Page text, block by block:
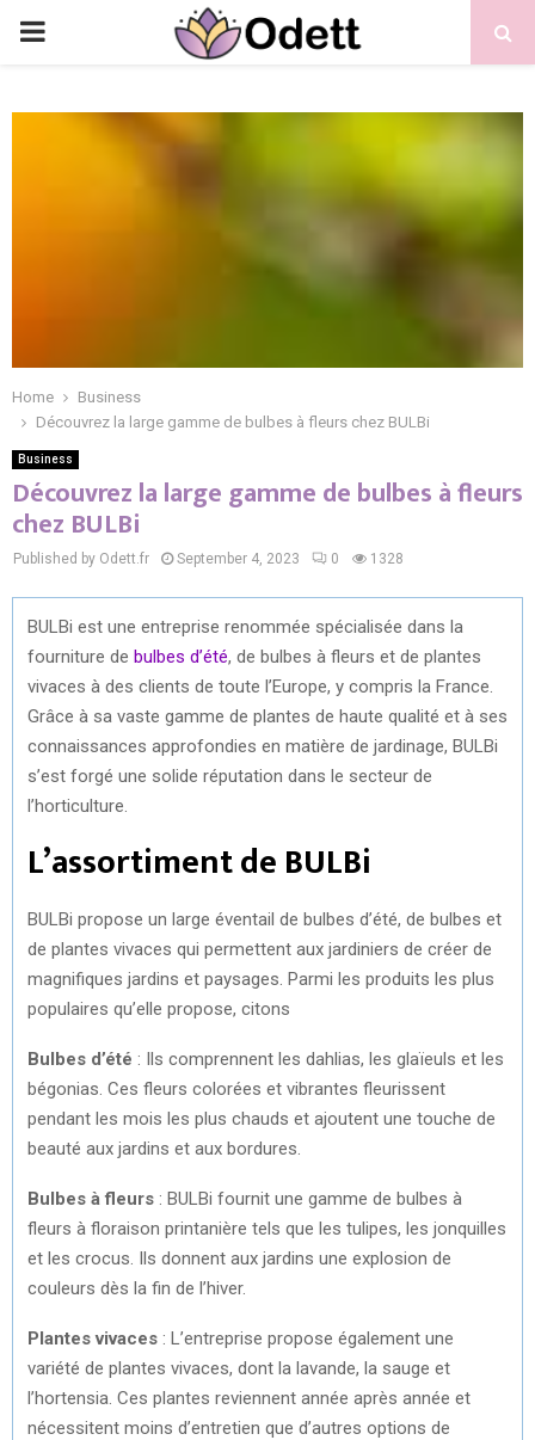
PRIMARY
Home
Business
Découvrez la large gamme de bulbes à fleurs chez BULBi
Business
Découvrez la large gamme de bulbes à fleurs
chez BULBi
Published by Odett.fr September 4, 2023 0 1328
BULBi est une entreprise renommée spécialisée dans la
fourniture de bulbes d’été, de bulbes à fleurs et de plantes
vivaces à des clients de toute l’Europe, y compris la France.
Grâce à sa vaste gamme de plantes de haute qualité et à ses
connaissances approfondies en matière de jardinage, BULBi
s’est forgé une solide réputation dans le secteur de
l’horticulture.
L’assortiment de BULBi
BULBi propose un large éventail de bulbes d’été, de bulbes et
de plantes vivaces qui permettent aux jardiniers de créer de
magnifiques jardins et paysages. Parmi les produits les plus
populaires qu’elle propose, citons
Bulbes d’été : Ils comprennent les dahlias, les glaïeuls et les
bégonias. Ces fleurs colorées et vibrantes fleurissent
pendant les mois les plus chauds et ajoutent une touche de
beauté aux jardins et aux bordures.
Bulbes à fleurs : BULBi fournit une gamme de bulbes à
fleurs à floraison printanière tels que les tulipes, les jonquilles
et les crocus. Ils donnent aux jardins une explosion de
couleurs dès la fin de l’hiver.
Plantes vivaces : L’entreprise propose également une
variété de plantes vivaces, dont la lavande, la sauge et
l’hortensia. Ces plantes reviennent année après année et
nécessitent moins d’entretien que d’autres options de